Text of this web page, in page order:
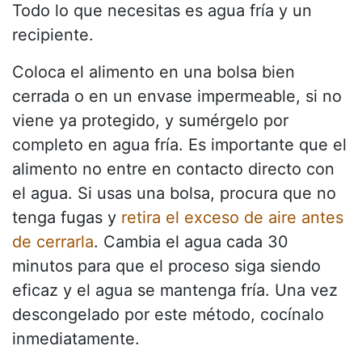
Todo lo que necesitas es agua fría y un
recipiente.
Coloca el alimento en una bolsa bien
cerrada o en un envase impermeable, si no
viene ya protegido, y sumérgelo por
completo en agua fría. Es importante que el
alimento no entre en contacto directo con
el agua. Si usas una bolsa, procura que no
tenga fugas y retira el exceso de aire antes
de cerrarla. Cambia el agua cada 30
minutos para que el proceso siga siendo
eficaz y el agua se mantenga fría. Una vez
descongelado por este método, cocínalo
inmediatamente.